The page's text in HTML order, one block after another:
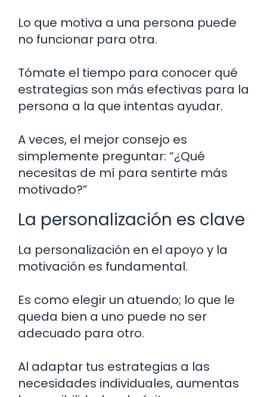
Lo que motiva a una persona puede
no funcionar para otra.
Tómate el tiempo para conocer qué
estrategias son más efectivas para la
persona a la que intentas ayudar.
A veces, el mejor consejo es
simplemente preguntar: “¿Qué
necesitas de mí para sentirte más
motivado?”
La personalización es clave
La personalización en el apoyo y la
motivación es fundamental.
Es como elegir un atuendo; lo que le
queda bien a uno puede no ser
adecuado para otro.
Al adaptar tus estrategias a las
necesidades individuales, aumentas